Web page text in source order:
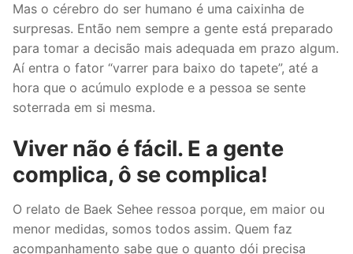
Mas o cérebro do ser humano é uma caixinha de
surpresas. Então nem sempre a gente está preparado
para tomar a decisão mais adequada em prazo algum.
Aí entra o fator “varrer para baixo do tapete”, até a
hora que o acúmulo explode e a pessoa se sente
soterrada em si mesma.
Viver não é fácil. E a gente
complica, ô se complica!
O relato de Baek Sehee ressoa porque, em maior ou
menor medidas, somos todos assim. Quem faz
acompanhamento sabe que o quanto dói precisa